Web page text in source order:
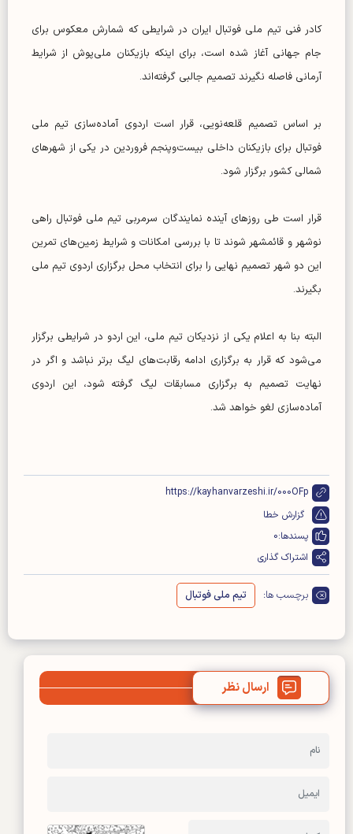
کادر فنی تیم ملی فوتبال ایران در شرایطی که شمارش معکوس برای
جام جهانی آغاز شده است، برای اینکه بازیکنان ملی‌پوش از شرایط
آرمانی فاصله نگیرند تصمیم جالبی گرفته‌اند.
بر اساس تصمیم قلعه‌نویی، قرار است اردوی آماده‌سازی تیم ملی
فوتبال برای بازیکنان داخلی بیست‌وپنجم فروردین در یکی از شهرهای
شمالی کشور برگزار شود.
قرار است طی روزهای آینده نمایندگان سرمربی تیم ملی فوتبال راهی
نوشهر و قائمشهر شوند تا با بررسی امکانات و شرایط زمین‌های تمرین
این دو شهر تصمیم نهایی را برای انتخاب محل برگزاری اردوی تیم ملی
بگیرند.
البته بنا به اعلام یکی از نزدیکان تیم ملی، این اردو در شرایطی برگزار
می‌شود که قرار به برگزاری ادامه رقابت‌های لیگ برتر نباشد و اگر در
نهایت تصمیم به برگزاری مسابقات لیگ گرفته شود، این اردوی
آماده‌سازی لغو خواهد شد.
https://kayhanvarzeshi.ir/000OFp
گزارش خطا
پسندها:0
اشتراک گذاری
برچسب ها: تیم ملی فوتبال
ارسال نظر